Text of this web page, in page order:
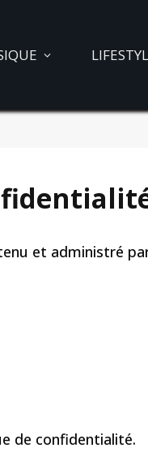
et administré
de confidentialité.